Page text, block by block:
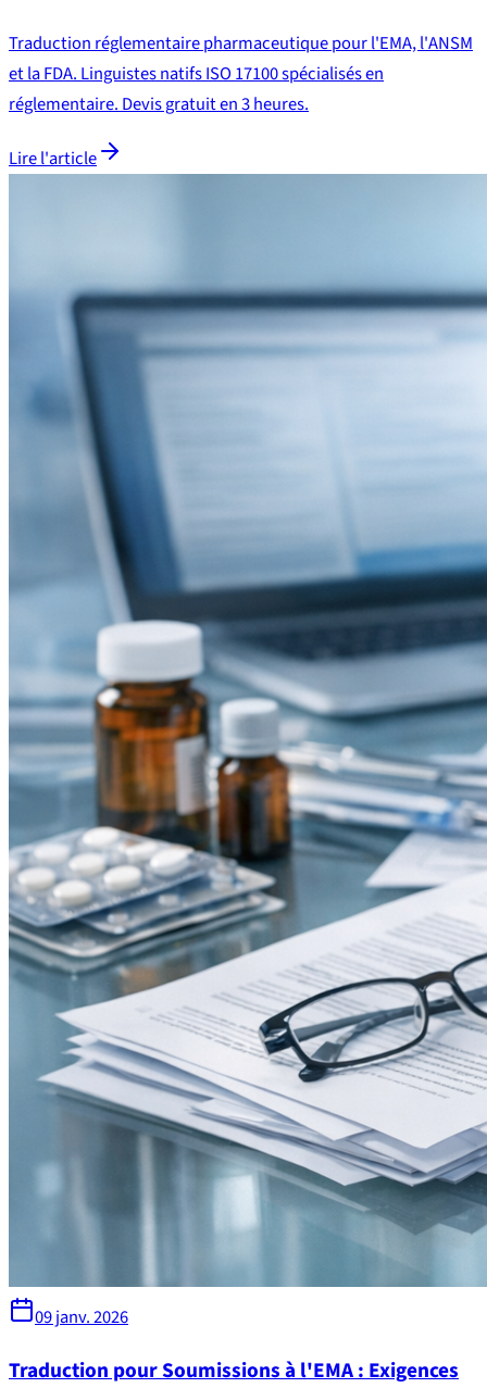
Traduction réglementaire pharmaceutique pour l'EMA, l'ANSM
et la FDA. Linguistes natifs ISO 17100 spécialisés en
réglementaire. Devis gratuit en 3 heures.
Lire l'article
09 janv. 2026
Traduction pour Soumissions à l'EMA : Exigences